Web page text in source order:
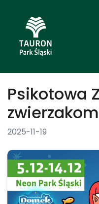
Psikotowa
2025-11-19